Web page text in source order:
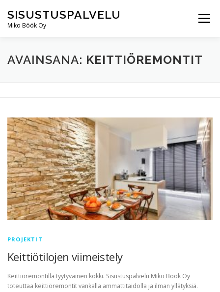
content
SISUSTUSPALVELU
Miko Böök Oy
Menu
ERIKOISUUTEMME TIETOA MEISTÄ PALVELUT
AVAINSANA: KEITTIÖREMONTIT
PROJEKTIT
Keittiötilojen viimeistely
Keittiöremontilla tyytyväinen kokki. Sisustuspalvelu Miko Böök Oy
toteuttaa keittiöremontit vankalla ammattitaidolla ja ilman yllätyksiä.